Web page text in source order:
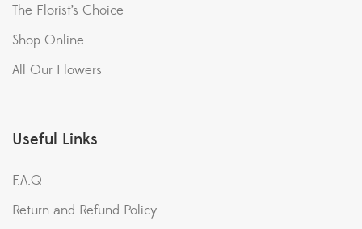
The Florist’s Choice
Shop Online
All Our Flowers
Useful Links
F.A.Q
Return and Refund Policy